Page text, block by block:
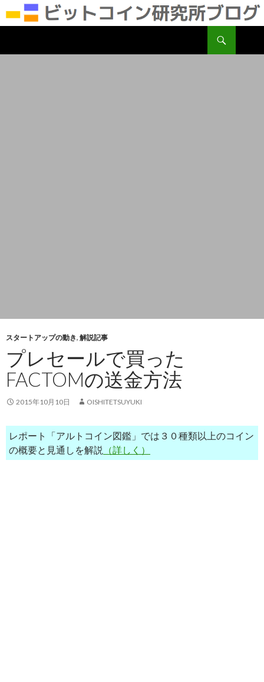
スタートアップの動き, 解説記事
プレセールで買った
FACTOMの送金方法
2015年10月10日 OISHITETSUYUKI
レポート「アルトコイン図鑑」では３０種類以上のコイン
の概要と見通しを解説
（詳しく）